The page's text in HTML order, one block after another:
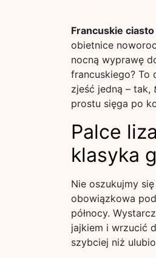
Francuskie
obietnice
nocną wyprawę
francuskiego? To
zjeść jedną – tak,
prostu sięga po
Palce
klasyka
Nie oszukujmy
obowiązkowa
północy.
jajkiem i wrzucić
szybciej niż